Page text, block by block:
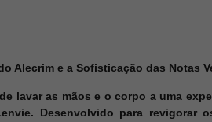
Alecrim e a Sofisticação das Notas
lavar as mãos e o corpo a uma
Desenvolvido para